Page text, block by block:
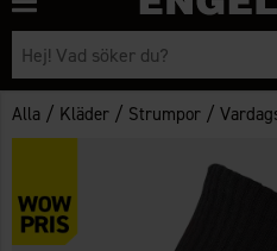
Alla / Kläder / Strumpor /